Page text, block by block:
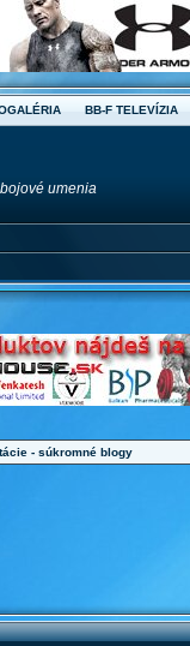
BB-F TELEVÍZIA
umenia
- súkromné blogy